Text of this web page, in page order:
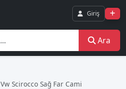
Giriş
Ara
Vw Scirocco Sağ Far Cami